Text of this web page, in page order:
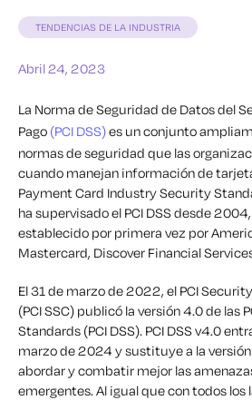
TENDENCIAS DE LA INDUSTRIA
Abril 24, 2023
La Norma de Seguridad de Datos del
Pago (PCI DSS)es un conjunto
normas de seguridad que las
cuando manejan información de
Payment Card Industry Security
ha supervisado el PCI DSS desde
establecido por primera vez por
Mastercard, Discover Financial
El 31 de marzo de 2022, el PCI
(PCI SSC) publicó la versión 4.0 de las
Standards (PCI DSS). PCI DSS v4.0
marzo de 2024 y sustituye a la versión
abordar y combatir mejor las
emergentes. Al igual que con todos